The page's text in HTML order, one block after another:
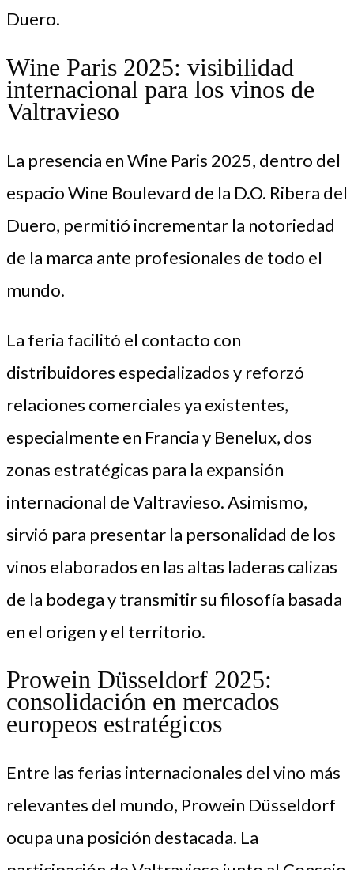
Duero.
Wine Paris 2025: visibilidad
internacional para los vinos de
Valtravieso
La presencia en Wine Paris 2025, dentro del
espacio Wine Boulevard de la D.O. Ribera del
Duero, permitió incrementar la notoriedad
de la marca ante profesionales de todo el
mundo.
La feria facilitó el contacto con
distribuidores especializados y reforzó
relaciones comerciales ya existentes,
especialmente en Francia y Benelux, dos
zonas estratégicas para la expansión
internacional de Valtravieso. Asimismo,
sirvió para presentar la personalidad de los
vinos elaborados en las altas laderas calizas
de la bodega y transmitir su filosofía basada
en el origen y el territorio.
Prowein Düsseldorf 2025:
consolidación en mercados
europeos estratégicos
Entre las ferias internacionales del vino más
relevantes del mundo, Prowein Düsseldorf
ocupa una posición destacada. La